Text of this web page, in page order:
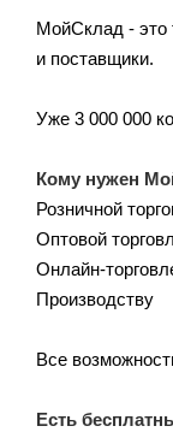
МойСклад - это
и поставщики.
Уже 3 000 000
Кому нужен
Розничной
Оптовой
Онлайн-
Производству
Все
Есть